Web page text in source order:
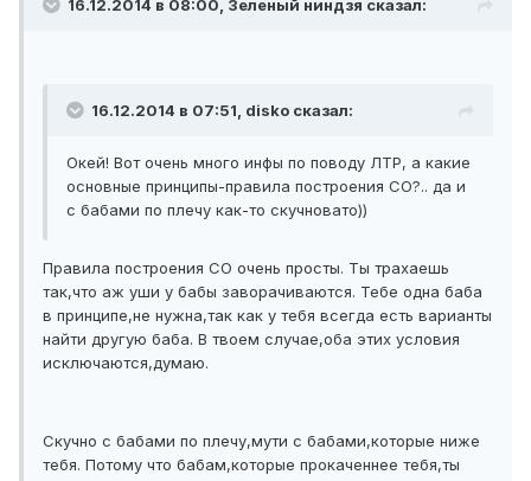
16.12.2014 в 08:00, Зеленый ниндзя сказал:
16.12.2014 в 07:51, disko сказал:
Окей! Вот очень много инфы по поводу ЛТР, а какие
основные принципы-правила построения СО?.. да и
с бабами по плечу как-то скучновато))
Правила построения СО очень просты. Ты трахаешь
так,что аж уши у бабы заворачиваются. Тебе одна баба
в принципе,не нужна,так как у тебя всегда есть варианты
найти другую баба. В твоем случае,оба этих условия
исключаются,думаю.
Скучно с бабами по плечу,мути с бабами,которые ниже
тебя. Потому что бабам,которые прокаченнее тебя,ты